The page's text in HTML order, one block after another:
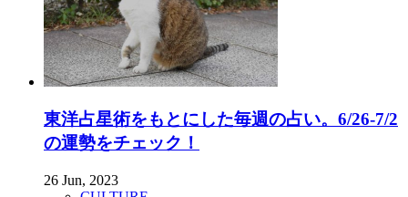
東洋占星術をもとにした毎週の占い。6/26-7/2
の運勢をチェック！
26 Jun, 2023